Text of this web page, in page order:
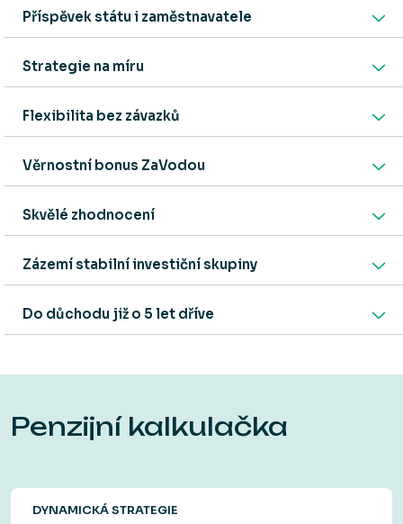
Příspěvek státu i zaměstnavatele
Strategie na míru
Flexibilita bez závazků
Věrnostní bonus ZaVodou
Skvělé zhodnocení
Zázemí stabilní investiční skupiny
Do důchodu již o 5 let dříve
Penzijní kalkulačka
DYNAMICKÁ STRATEGIE